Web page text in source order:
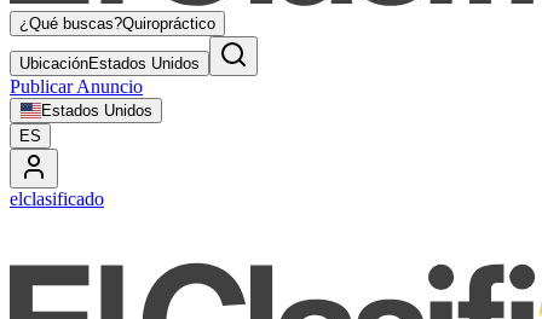
¿Qué buscas?Quiropráctico
UbicaciónEstados Unidos
Publicar Anuncio
Estados Unidos
ES
elclasificado